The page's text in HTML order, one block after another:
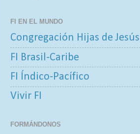
FI EN EL MUNDO
Congregación Hijas de Jesús
FI Brasil-Caribe
FI Índico-Pacífico
Vivir FI
FORMÁNDONOS